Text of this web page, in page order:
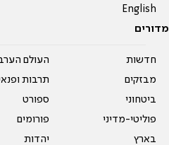
English
מדורים
חדשות
מבזקים
ביטחוני
פוליטי-מדיני
בארץ
העולם
תרבות
ספורט
פורומים
יהדות